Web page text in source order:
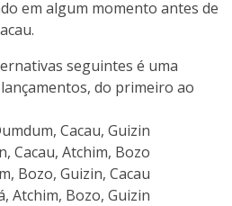
em algum momento antes de
seguintes é uma
do primeiro ao
Cacau, Guizin
Cacau, Atchim, Bozo
Bozo, Guizin, Cacau
Atchim, Bozo, Guizin